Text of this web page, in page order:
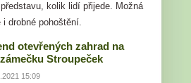
kolik lidí přijede. Možná
i drobné pohoštění.
otevřených zahrad na
Stroupeček
15:09